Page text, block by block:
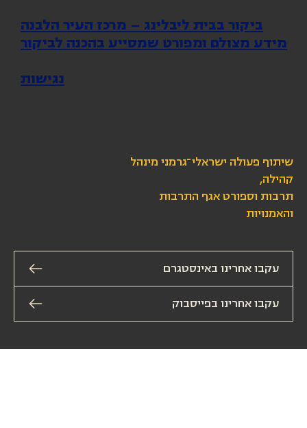
עקבו אחרינו באינסטגרם
שיתוף פעולה ישראלי־גרמני מינהל
קהילה,
תרבות וספורט אגף התרבות
והאמנויות
ביקור בבית ליבלינג – מרכז העיר הלבנה
מידע מצולם ומפורט שמסייע בהכנה לביקור
נגישות
עקבו אחרינו בפייסבוק